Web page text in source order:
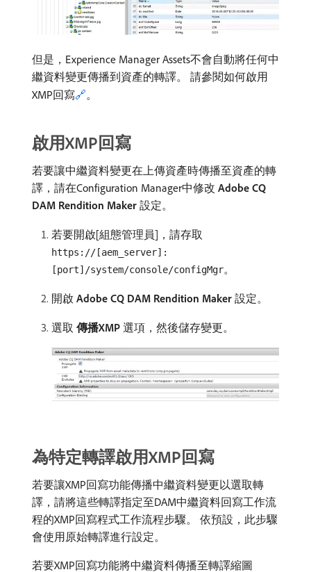
但是，Experience Manager Assets不會自動將任何中
繼資料變更傳播到資產的轉譯。 請參閱如何啟用
XMP回寫🔗。
啟用XMP回寫
若要讓中繼資料變更在上傳資產時傳播至資產的轉
譯，請在Configuration Manager中修改​ Adobe CQ
DAM Rendition Maker ​設定。
若要開啟[組態管理員]，請存取
https://[aem_server]:
[port]/system/console/configMgr。
開啟​ Adobe CQ DAM Rendition Maker ​設定。
選取​ 傳播XMP ​選項，然後儲存變更。
為特定轉譯啟用XMP回寫
若要讓XMP回寫功能傳播中繼資料變更以選取轉
譯，請將這些轉譯指定至DAM中繼資料回寫工作流
程的XMP回寫程式工作流程步驟。 依預設，此步驟
會使用原始轉譯進行設定。
若要XMP回寫功能將中繼資料傳播至轉譯縮圖